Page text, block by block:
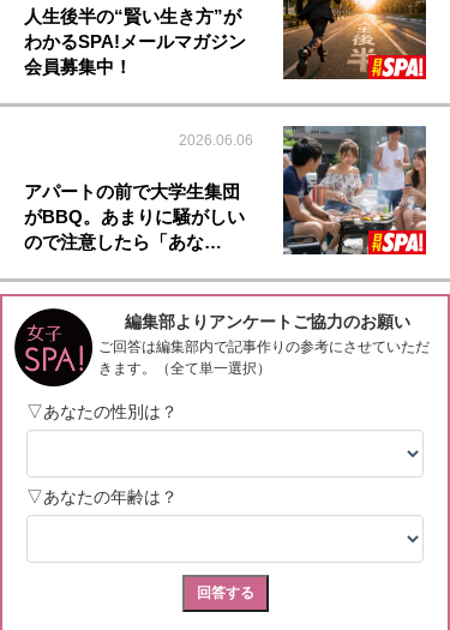
人生後半の“賢い生き方”が
わかるSPA!メールマガジン
会員募集中！
2026.06.06
アパートの前で大学生集団
がBBQ。あまりに騒がしい
ので注意したら「あな…